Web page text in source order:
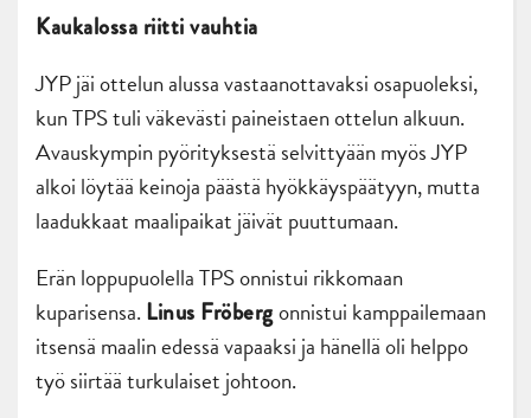
Kaukalossa riitti vauhtia
JYP jäi ottelun alussa vastaanottavaksi osapuoleksi,
kun TPS tuli väkevästi paineistaen ottelun alkuun.
Avauskympin pyörityksestä selvittyään myös JYP
alkoi löytää keinoja päästä hyökkäyspäätyyn, mutta
laadukkaat maalipaikat jäivät puuttumaan.
Erän loppupuolella TPS onnistui rikkomaan
kuparisensa. Linus Fröbergonnistui kamppailemaan
itsensä maalin edessä vapaaksi ja hänellä oli helppo
työ siirtää turkulaiset johtoon.